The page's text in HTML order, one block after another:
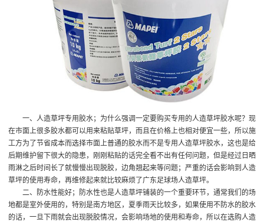
一、人造草坪专用胶水；为什么强调一定要购买专用的人造草坪胶水呢？现
在市面上很多胶水都可以用来粘贴草坪，而且在价格上也相对便宜一些，所以施
工方为了节省成本而选择市面上普通的胶水而不是专用人造草坪胶水，这也是给
后期维护留下很大的隐患，刚刚粘贴的话完全看不出有任何问题，但是经过日晒
雨淋之后时间长了就慢慢出现脱胶，边角翘起来等问题；严重的话会影响到人造
草坪的使用寿命，再维修起来就比较麻烦了广东足球场人造草坪。
二、防水性能好；防水性也是人造草坪铺装的一个重要环节，通常我们的场
地都是室外使用的，特别是南方地区，夏季雨天比较多，如果使用不防水的胶水
的话，一旦下雨就会出现脱胶情况，会影响场地的使用和寿命，所以在选购人造